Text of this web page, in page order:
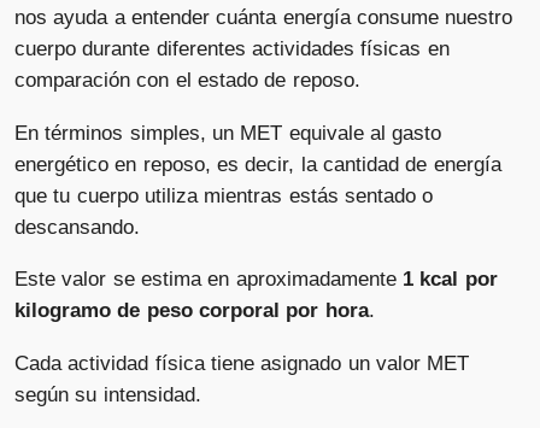
nos ayuda a entender cuánta energía consume nuestro
cuerpo durante diferentes actividades físicas en
comparación con el estado de reposo.
En términos simples, un MET equivale al gasto
energético en reposo, es decir, la cantidad de energía
que tu cuerpo utiliza mientras estás sentado o
descansando.
Este valor se estima en aproximadamente 1 kcal por
kilogramo de peso corporal por hora.
Cada actividad física tiene asignado un valor MET
según su intensidad.